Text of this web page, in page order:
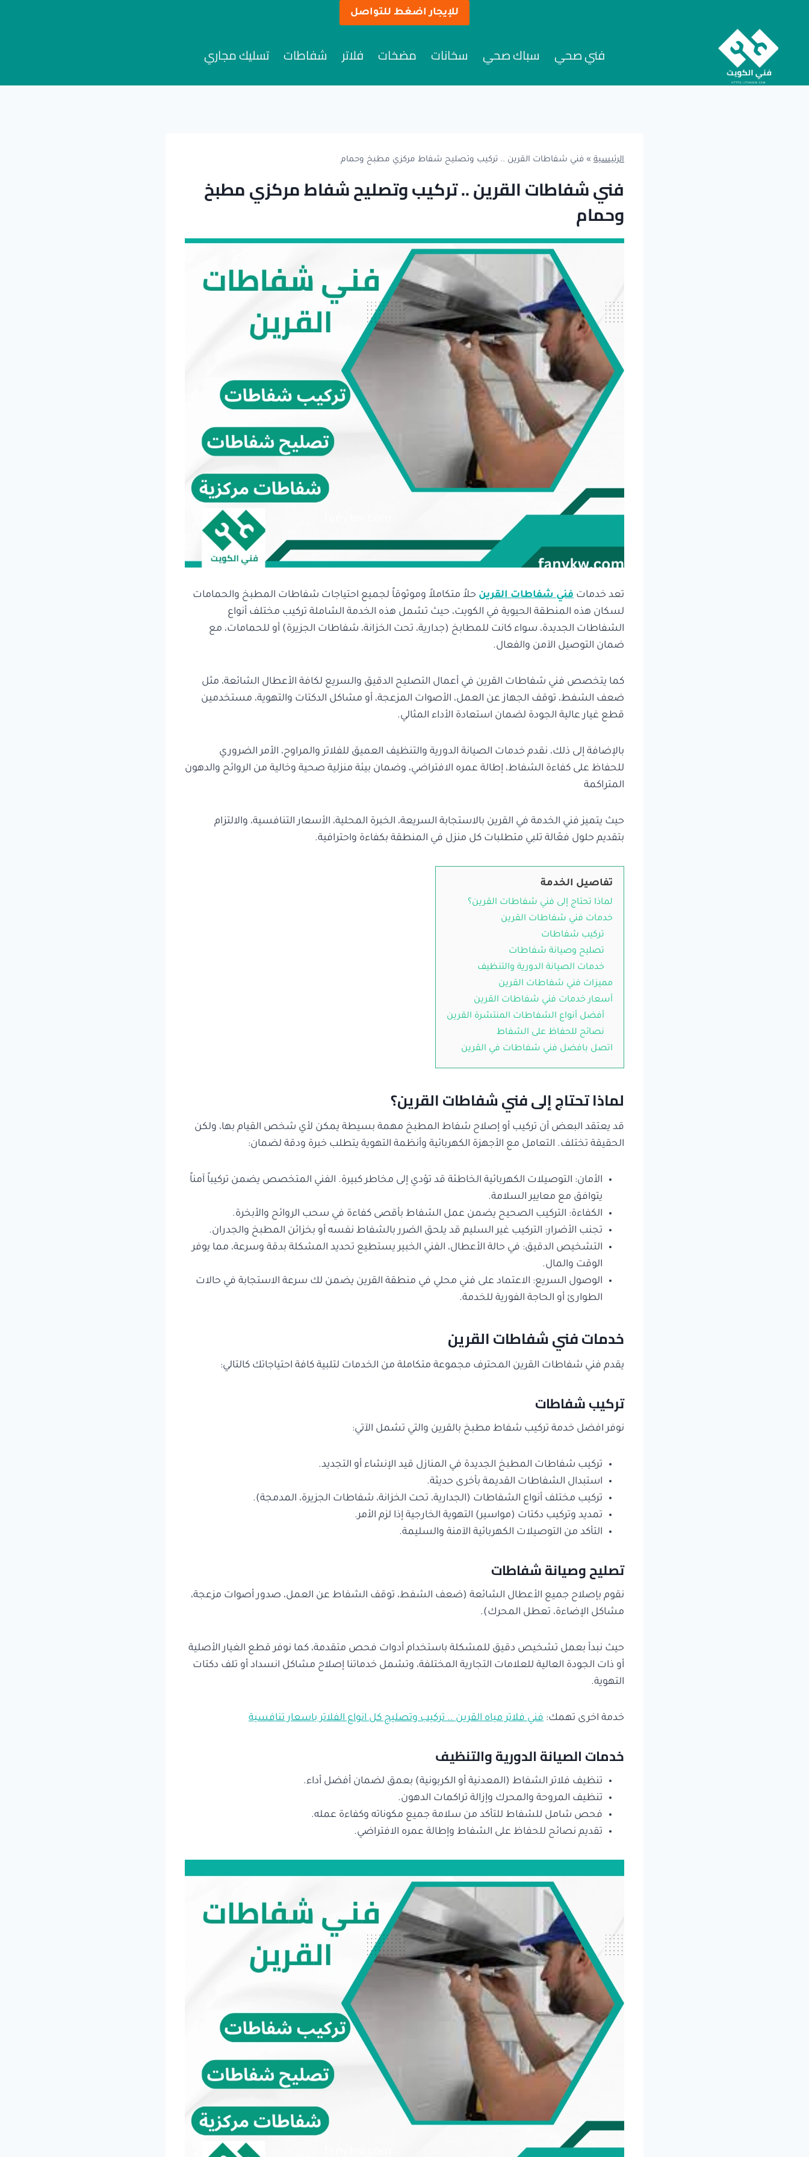
المحتوى
للإيجار اضغط للتواصل
فني صحي سباك صحي سخانات مضخات فلاتر شفاطات تسليك مجاري
الرئيسية » فني شفاطات القرين .. تركيب وتصليح شفاط مركزي مطبخ وحمام
فني شفاطات القرين .. تركيب وتصليح شفاط مركزي مطبخ
وحمام
تعد خدمات فني شفاطات القرين حلاً متكاملاً وموثوقاً لجميع احتياجات شفاطات المطبخ والحمامات
لسكان هذه المنطقة الحيوية في الكويت، حيث تشمل هذه الخدمة الشاملة تركيب مختلف أنواع
الشفاطات الجديدة، سواء كانت للمطابخ (جدارية، تحت الخزانة، شفاطات الجزيرة) أو للحمامات، مع
ضمان التوصيل الآمن والفعال.
كما يتخصص فني شفاطات القرين في أعمال التصليح الدقيق والسريع لكافة الأعطال الشائعة، مثل
ضعف الشفط، توقف الجهاز عن العمل، الأصوات المزعجة، أو مشاكل الدكتات والتهوية، مستخدمين
قطع غيار عالية الجودة لضمان استعادة الأداء المثالي.
بالإضافة إلى ذلك، نقدم خدمات الصيانة الدورية والتنظيف العميق للفلاتر والمراوح، الأمر الضروري
للحفاظ على كفاءة الشفاط، إطالة عمره الافتراضي، وضمان بيئة منزلية صحية وخالية من الروائح والدهون
المتراكمة
حيث يتميز فني الخدمة في القرين بالاستجابة السريعة، الخبرة المحلية، الأسعار التنافسية، والالتزام
بتقديم حلول فعّالة تلبي متطلبات كل منزل في المنطقة بكفاءة واحترافية.
تفاصيل الخدمة
لماذا تحتاج إلى فني شفاطات القرين؟
خدمات فني شفاطات القرين
تركيب شفاطات
تصليح وصيانة شفاطات
خدمات الصيانة الدورية والتنظيف
مميزات فني شفاطات القرين
أسعار خدمات فني شفاطات القرين
أفضل أنواع الشفاطات المنتشرة القرين
نصائح للحفاظ على الشفاط
اتصل بافضل فني شفاطات في القرين
لماذا تحتاج إلى فني شفاطات القرين؟
قد يعتقد البعض أن تركيب أو إصلاح شفاط المطبخ مهمة بسيطة يمكن لأي شخص القيام بها، ولكن
الحقيقة تختلف. التعامل مع الأجهزة الكهربائية وأنظمة التهوية يتطلب خبرة ودقة لضمان:
الأمان: التوصيلات الكهربائية الخاطئة قد تؤدي إلى مخاطر كبيرة. الفني المتخصص يضمن تركيباً آمناً
يتوافق مع معايير السلامة.
الكفاءة: التركيب الصحيح يضمن عمل الشفاط بأقصى كفاءة في سحب الروائح والأبخرة.
تجنب الأضرار: التركيب غير السليم قد يلحق الضرر بالشفاط نفسه أو بخزائن المطبخ والجدران.
التشخيص الدقيق: في حالة الأعطال، الفني الخبير يستطيع تحديد المشكلة بدقة وسرعة، مما يوفر
الوقت والمال.
الوصول السريع: الاعتماد على فني محلي في منطقة القرين يضمن لك سرعة الاستجابة في حالات
الطوارئ أو الحاجة الفورية للخدمة.
خدمات فني شفاطات القرين
يقدم فني شفاطات القرين المحترف مجموعة متكاملة من الخدمات لتلبية كافة احتياجاتك كالتالي:
تركيب شفاطات
نوفر افضل خدمة تركيب شفاط مطبخ بالقرين والتي تشمل الآتي:
تركيب شفاطات المطبخ الجديدة في المنازل قيد الإنشاء أو التجديد.
استبدال الشفاطات القديمة بأخرى حديثة.
تركيب مختلف أنواع الشفاطات (الجدارية، تحت الخزانة، شفاطات الجزيرة، المدمجة).
تمديد وتركيب دكتات (مواسير) التهوية الخارجية إذا لزم الأمر.
التأكد من التوصيلات الكهربائية الآمنة والسليمة.
تصليح وصيانة شفاطات
نقوم بإصلاح جميع الأعطال الشائعة (ضعف الشفط، توقف الشفاط عن العمل، صدور أصوات مزعجة،
مشاكل الإضاءة، تعطل المحرك).
حيث نبدأ بعمل تشخيص دقيق للمشكلة باستخدام أدوات فحص متقدمة، كما نوفر قطع الغيار الأصلية
أو ذات الجودة العالية للعلامات التجارية المختلفة، وتشمل خدماتنا إصلاح مشاكل انسداد أو تلف دكتات
التهوية.
خدمة اخرى تهمك: فني فلاتر مياه القرين .. تركيب وتصليج كل انواع الفلاتر باسعار تنافسية
خدمات الصيانة الدورية والتنظيف
تنظيف فلاتر الشفاط (المعدنية أو الكربونية) بعمق لضمان أفضل أداء.
تنظيف المروحة والمحرك وإزالة تراكمات الدهون.
فحص شامل للشفاط للتأكد من سلامة جميع مكوناته وكفاءة عمله.
تقديم نصائح للحفاظ على الشفاط وإطالة عمره الافتراضي.